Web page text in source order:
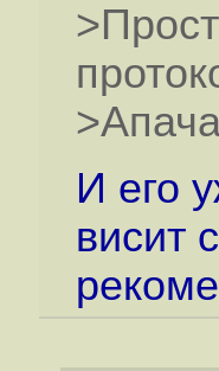
И его
висит